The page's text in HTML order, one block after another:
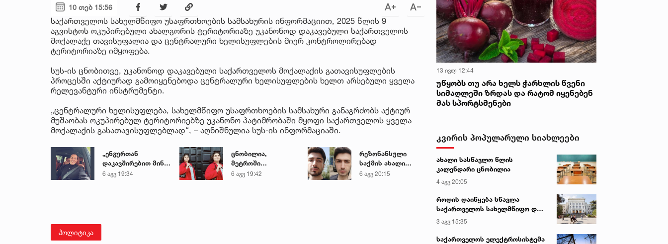
10 თებ 15:56
საქართველოს სახელმწიფო უსაფრთხოების სამსახურის ინფორმაციით, 2025 წლის 9
აგვისტოს ოკუპირებული ახალგორის ტერიტორიაზე უკანონოდ დაკავებული საქართველოს
მოქალაქე თავისუფალია და ცენტრალური ხელისუფლების მიერ კონტროლირებად
ტერიტორიაზე იმყოფება.
სუს-ის ცნობითვე, უკანონოდ დაკავებული საქართველოს მოქალაქის გათავისუფლების
პროცესში აქტიურად გამოიყენებოდა ცენტრალური ხელისუფლების ხელთ არსებული ყველა
რელევანტური ინსტრუმენტი.
„ცენტრალური ხელისუფლება, სახელმწიფო უსაფრთხოების სამსახური განაგრძობს აქტიურ
მუშაობას ოკუპირებულ ტერიტორიებზე უკანონო პატიმრობაში მყოფი საქართველოს ყველა
მოქალაქის გასათავისუფლებლად“, – აღნიშნულია სუს-ის ინფორმაციაში.
„ენგურთან
დაკავშირებით მინდა
ვთქვა...“ - გოგა
6 აგვ 19:34
ცნობილია,
მეტროში
გარდაცვლილი 21
6 აგვ 19:42
რეზონანსული
საქმის ახალი
დეტალები - რა
6 აგვ 20:15
პოლიტიკა
13 ივლ 12:44
უწყობს თუ არა ხელს ჭარხლის წვენი
სიმაღლეში ზრდას და რატომ იყენებენ
მას სპორტსმენები
კვირის პოპულარული სიახლეები
ახალი სასწავლო წლის
კალენდარი ცნობილია
4 აგვ 20:05
როდის დაიწყება სწავლა
საქართველოს სახელმწიფო და
კერძო უნივერსიტეტებში
3 აგვ 15:35
საქართველოს ელექტროსისტემა